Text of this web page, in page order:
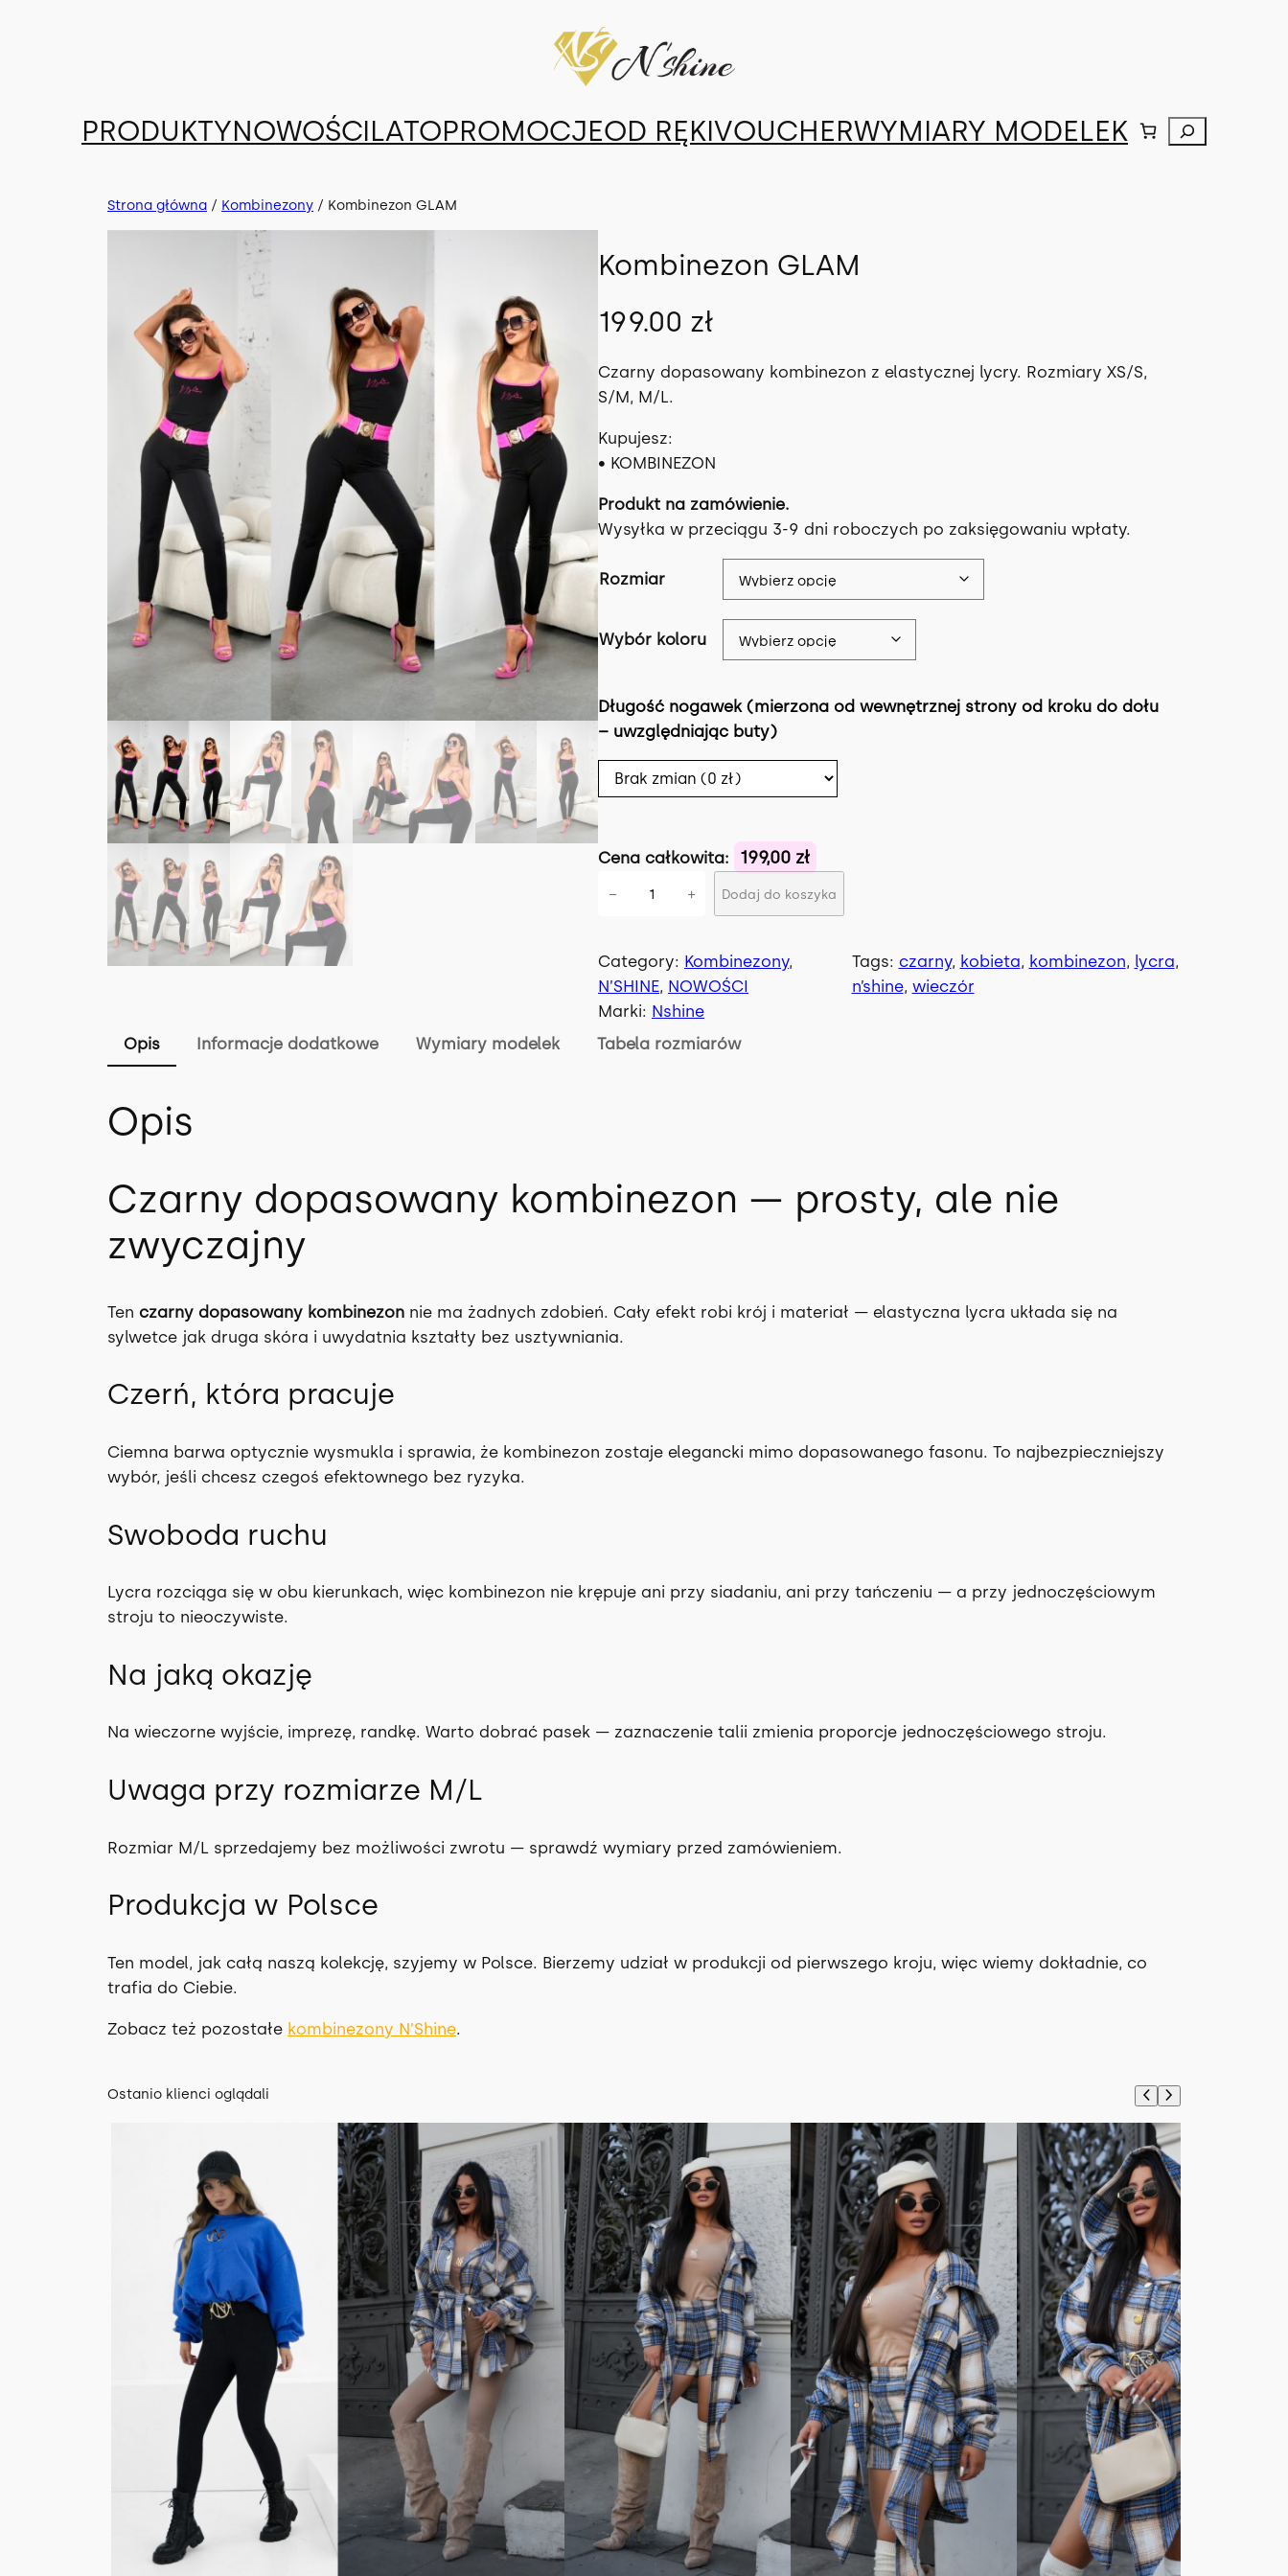
PRODUKTYNOWOŚCILATOPROMOCJEOD RĘKIVOUCHERWYMIARY MODELEK Szukaj
Strona główna / Kombinezony / Kombinezon GLAM
Kombinezon GLAM
199.00 zł
Czarny dopasowany kombinezon z elastycznej lycry. Rozmiary XS/S,
S/M, M/L.
Kupujesz:
• KOMBINEZON
Produkt na zamówienie.
Wysyłka w przeciągu 3-9 dni roboczych po zaksięgowaniu wpłaty.
Rozmiar
Wybór koloru
Długość nogawek (mierzona od wewnętrznej strony od kroku do dołu
– uwzględniając buty)
Cena całkowita: 199,00 zł
ś
ć
K
o
o
A
M
− + Dodaj do koszyka
Category: Kombinezony
N’SHINE, NOWOŚCI
Tags: czarny, kobieta, kombinezon, lycra
n’shine, wieczór
Marki: Nshine
Opis
Informacje dodatkowe Wymiary modelek Tabela rozmiarów
Opis
Czarny dopasowany kombinezon — prosty, ale nie
zwyczajny
Ten czarny dopasowany kombinezon nie ma żadnych zdobień. Cały efekt robi krój i materiał — elastyczna lycra układa się na
sylwetce jak druga skóra i uwydatnia kształty bez usztywniania.
Czerń, która pracuje
Ciemna barwa optycznie wysmukla i sprawia, że kombinezon zostaje elegancki mimo dopasowanego fasonu. To najbezpieczniejszy
wybór, jeśli chcesz czegoś efektownego bez ryzyka.
Swoboda ruchu
Lycra rozciąga się w obu kierunkach, więc kombinezon nie krępuje ani przy siadaniu, ani przy tańczeniu — a przy jednoczęściowym
stroju to nieoczywiste.
Na jaką okazję
Na wieczorne wyjście, imprezę, randkę. Warto dobrać pasek — zaznaczenie talii zmienia proporcje jednoczęściowego stroju.
Uwaga przy rozmiarze M/L
Rozmiar M/L sprzedajemy bez możliwości zwrotu — sprawdź wymiary przed zamówieniem.
Produkcja w Polsce
Ten model, jak całą naszą kolekcję, szyjemy w Polsce. Bierzemy udział w produkcji od pierwszego kroju, więc wiemy dokładnie, co
trafia do Ciebie.
Zobacz też pozostałe kombinezony N’Shine.
Ostanio klienci oglądali